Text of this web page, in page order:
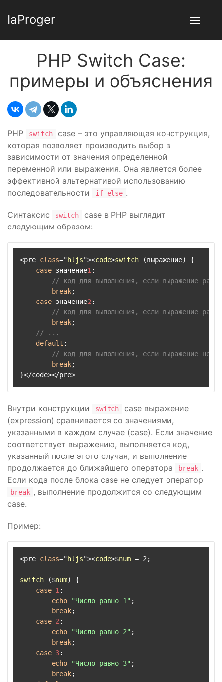
IaProger
PHP Switch Case:
примеры и объяснения
PHP switch
case – это управляющая конструкция,
которая позволяет производить выбор в
зависимости от значения определенной
переменной или выражения. Она является более
эффективной альтернативой использованию
последовательности
if-else .
Синтаксис switch
case в PHP выглядит
следующим образом:
<pre class="hljs"><code>switch (выражение) {
case значение1 :
// код для выполнения, если выражение
break;
case значение2 :
// код для выполнения, если выражение
break;
// ...
default :
// код для выполнения, если выражение не
break;
}</code></pre>
Внутри конструкции switch
case выражение
(expression) сравнивается со значениями,
указанными в каждом случае (case). Если значение
соответствует выражению, выполняется код,
указанный после этого случая, и выполнение
продолжается до ближайшего оператора
break .
Если кода после блока case не следует оператор
break , выполнение продолжится со следующим
case.
Пример:
<pre class="hljs"><code>$num = 2;
switch ($num) {
case 1 :
echo
"Число равно 1" ;
break;
case 2 :
echo
"Число равно 2" ;
break;
case 3:
echo
"Число равно 3" ;
break;